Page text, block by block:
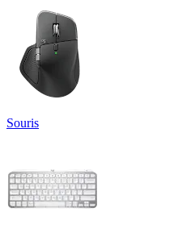
Souris